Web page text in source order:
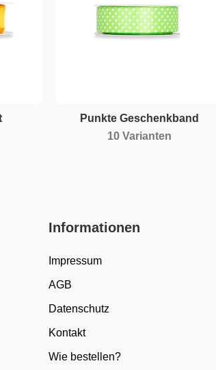
Punkte Geschenkband
10 Varianten
Informationen
Impressum
AGB
Datenschutz
Kontakt
Wie bestellen?